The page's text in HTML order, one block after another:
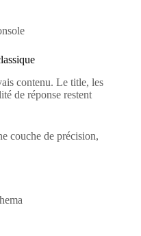
contenu. Le title, les
de réponse restent
couche de précision,